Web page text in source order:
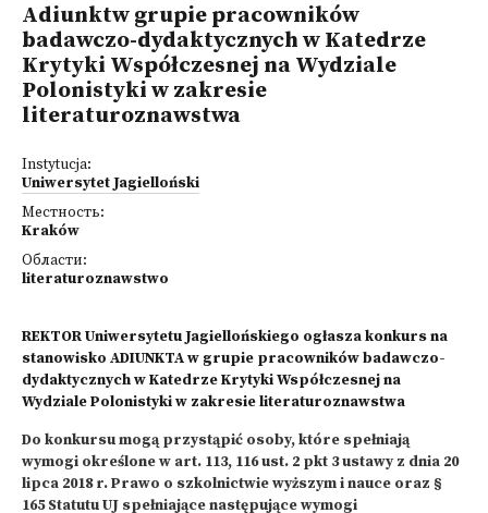
Adiunktw grupie pracowników
badawczo-dydaktycznych w Katedrze
Krytyki Współczesnej na Wydziale
Polonistyki w zakresie
literaturoznawstwa
Instytucja:
Uniwersytet Jagielloński
Местность:
Kraków
Области:
literaturoznawstwo
REKTOR Uniwersytetu Jagiellońskiego ogłasza konkurs na
stanowisko ADIUNKTA w grupie pracowników badawczo-
dydaktycznych w Katedrze Krytyki Współczesnej na
Wydziale Polonistyki w zakresie literaturoznawstwa
Do konkursu mogą przystąpić osoby, które spełniają
wymogi określone w art. 113, 116 ust. 2 pkt 3 ustawy z dnia 20
lipca 2018 r. Prawo o szkolnictwie wyższym i nauce oraz §
165 Statutu UJ spełniające następujące wymogi